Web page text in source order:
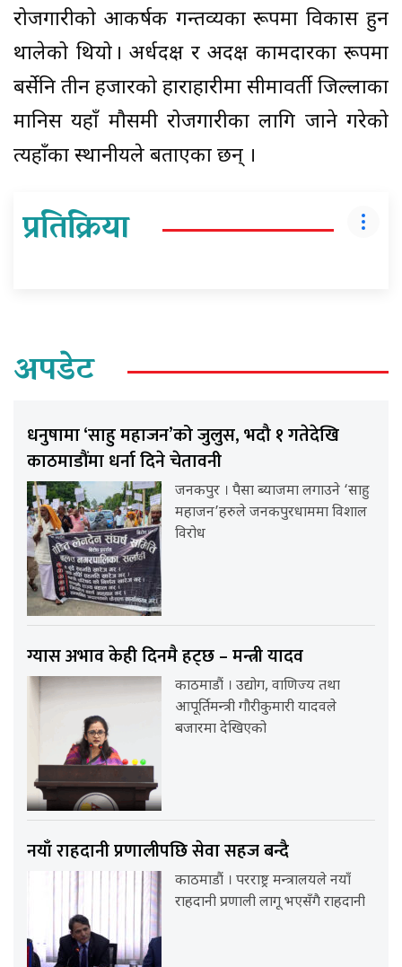
रोजगारीको आकर्षक गन्तव्यका रूपमा विकास हुन
थालेको थियो । अर्धदक्ष र अदक्ष कामदारका रूपमा
बर्सेनि तीन हजारको हाराहारीमा सीमावर्ती जिल्लाका
मानिस यहाँ मौसमी रोजगारीका लागि जाने गरेको
त्यहाँका स्थानीयले बताएका छन् ।
प्रतिक्रिया
अपडेट
धनुषामा ‘साहु महाजन’को जुलुस, भदौ १ गतेदेखि
काठमाडौंमा धर्ना दिने चेतावनी
जनकपुर । पैसा ब्याजमा लगाउने ‘साहु
महाजन’हरुले जनकपुरधाममा विशाल
विरोध
ग्यास अभाव केही दिनमै हट्छ – मन्त्री यादव
काठमाडौं । उद्योग, वाणिज्य तथा
आपूर्तिमन्त्री गौरीकुमारी यादवले
बजारमा देखिएको
नयाँ राहदानी प्रणालीपछि सेवा सहज बन्दै
काठमाडौं । परराष्ट्र मन्त्रालयले नयाँ
राहदानी प्रणाली लागू भएसँगै राहदानी